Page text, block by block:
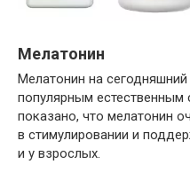
Мелатонин
Мелатонин на
популярным
показано, что мелатонин
в стимулировании и
и у взрослых.